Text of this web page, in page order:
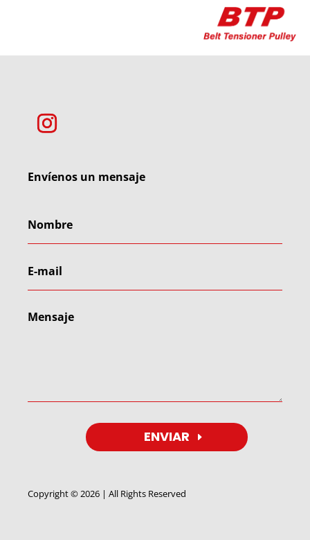
Envíenos un mensaje
ENVIAR
Copyright © 2026 | All Rights Reserved